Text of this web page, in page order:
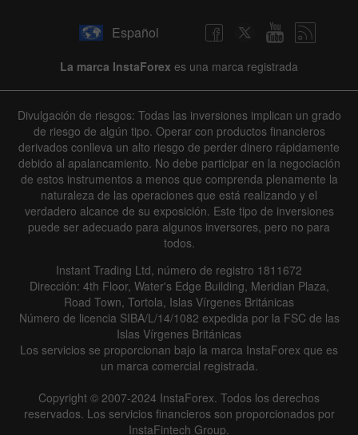
Español
La marca InstaForex es una marca registrada
Divulgación de riesgos: Todas las inversiones implican un grado
de riesgo de algún tipo. Operar con productos financieros
derivados conlleva un alto riesgo de perder dinero rápidamente
debido al apalancamiento. No debe participar en la negociación
de estos instrumentos a menos que comprenda plenamente la
naturaleza de las operaciones que está realizando y el
verdadero alcance de su exposición. Este tipo de inversiones
puede ser adecuado para algunos inversores, pero no para
todos.
Instant Trading Ltd, número de registro 1811672
Dirección: 4th Floor, Water's Edge Building, Meridian Plaza,
Road Town, Tortola, Islas Vírgenes Británicas
Número de licencia SIBA/L/14/1082 expedida por la FSC de las
Islas Vírgenes Británicas
Los servicios se proporcionan bajo la marca InstaForex que es
un marca comercial registrada.
Copyright © 2007-2024 InstaForex. Todos los derechos
reservados. Los servicios financieros son proporcionados por
InstaFintech Group.